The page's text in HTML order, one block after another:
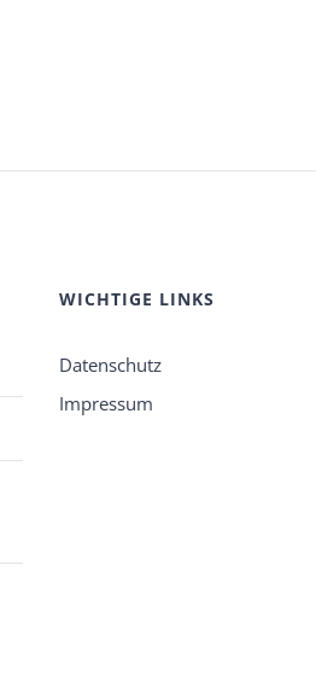
WICHTIGE LINKS
Datenschutz
Impressum